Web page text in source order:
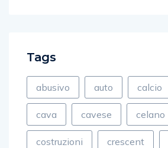
Tags
abusivo auto calcio
cava cavese celano
costruzioni crescent